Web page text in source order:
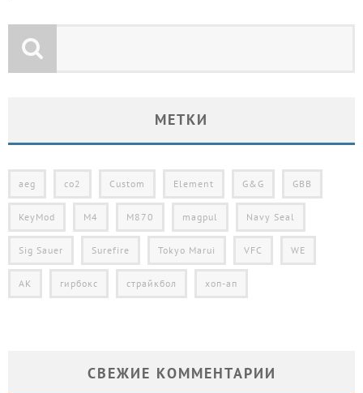
МЕТКИ
aeg co2 Custom Element G&G GBB
KeyMod M4 M870 magpul Navy Seal
Sig Sauer Surefire Tokyo Marui VFC WE
АК гирбокс страйкбол хоп-ап
СВЕЖИЕ КОММЕНТАРИИ